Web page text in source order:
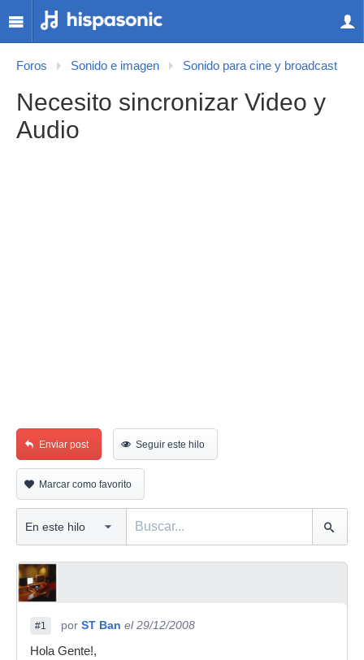
Foros Sonido e imagen Sonido para cine y broadcast
Necesito sincronizar Video y
Audio
Enviar post Seguir este hilo
Marcar como favorito
#1 por ST Ban el 29/12/2008
Hola Gente!,